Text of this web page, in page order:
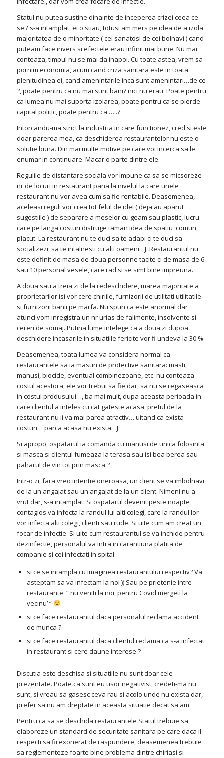
Statul nu putea sustine dinainte de inceperea crizei ceea ce
se / s-a intamplat, ei o stiau, totusi am mers pe idea de a izola
majoritatea de o minoritate ( cei sanatosi de cei bolnavi ) cand
puteam face invers si efectele erau infinit mai bune. Nu mai
conteaza, timpul nu se mai da inapoi. Cu toate astea, vrem sa
pornim economia, acum cand criza sanitara este in toata
plenitudinea ei, cand amenintarile inca sunt amenintari…de ce
?, poate pentru ca nu mai sunt bani? nici nu erau. Poate pentru
ca lumea nu mai suporta izolarea, poate pentru ca se pierde
capital politic, poate pentru ca …..?.
Intorcandu-ma strict la industria in care functionez, cred si este
doar parerea mea, ca deschiderea restaurantelor nu este o
solutie buna. Din mai multe motive pe care voi incerca sa le
enumar in continuare. Macar o parte dintre ele.
Regulile de distantare sociala vor impune ca sa se micsoreze
nr de locuri in restaurant pana la nivelul la care unele
restaurant nu vor avea cum sa fie rentabile. Deasemenea,
aceleasi reguli vor crea tot felul de idei ( deja au aparut
sugestiile ) de separare a meselor cu geam sau plastic, lucru
care pe langa costuri distruge taman idea de spatiu comun,
placut. La restaurant nu te duci sa te adapi ci te duci sa
socializezi, sa te intalnesti cu alti oameni…J. Restaurantul nu
este definit de masa de doua personne tacite ci de masa de 6
sau 10 personal vesele, care rad si se simt bine impreuna.
A doua sau a treia zi de la redeschidere, marea majoritate a
proprietarilor isi vor cere chiriile, furnizorii de utilitati utilitatile
si furnizorii banii pe marfa. Nu spun ca este anormal dar
atunci vom inregistra un nr urias de falimente, insolvente si
cereri de somaj. Putina lume intelege ca a doua zi dupoa
deschidere incasarile in situatiile fericite vor fi undeva la 30 %
Deasemenea, toata lumea va considera normal ca
restaurantele sa ia masuri de protective sanitara: masti,
manusi, biocide, eventual combinezoane, etc. nu conteaza
costul acestora, ele vor trebui sa fie dar, sa nu se regaseasca
in costul produsului…, ba mai mult, dupa aceasta perioada in
care clientul a inteles cu cat gateste acasa, pretul de la
restaurant nu ii va mai parea atractiv… uitand ca exista
costuri… parca acasa nu exista…J.
Si apropo, ospatarul ia comanda cu manusi de unica folosinta
si masca si clientul fumeaza la terasa sau isi bea berea sau
paharul de vin tot prin masca ?
Intr-o zi, fara vreo intentie oneroasa, un client se va imbolnavi
de la un angajat sau un angajat de la un client. Nimeni nu a
vrut dar, s-a intamplat. Si ospatarul devenit peste noapte
contagios va infecta la randul lui alti colegi, care la randul lor
vor infecta alti colegi, clienti sau rude. Si uite cum am creat un
focar de infectie. Si uite cum restaurantul se va inchide pentru
dezinfectie, personalul va intra in carantiuna platita de
companie si cei infectati in spital.
si ce se intampla cu imaginea restaurantului respectiv? Va
asteptam sa va infectam la noi )) Sau pe prietenie intre
restaurante: “ nu veniti la noi, pentru Covid mergeti la
vecinu’ “
si ce face restaurantul daca personalul reclama accident
de munca ?
si ce face restaurantul daca clientul reclama ca s-a infectat
in restaurant si cere daune interese ?
Discutia este deschisa si situatiile nu sunt doar cele
prezentate. Poate ca sunt eu usor negativist, credeti-ma nu
sunt, si vreau sa gasesc ceva rau si acolo unde nu exista dar,
prefer sa nu am dreptate in aceasta situatie decat sa am.
Pentru ca sa se deschida restaurantele Statul trebuie sa
elaboreze un standard de securitate sanitara pe care daca il
respecti sa fii exonerat de raspundere, deasemenea trebuie
sa reglementeze foarte bine problema dintre chiriasi si